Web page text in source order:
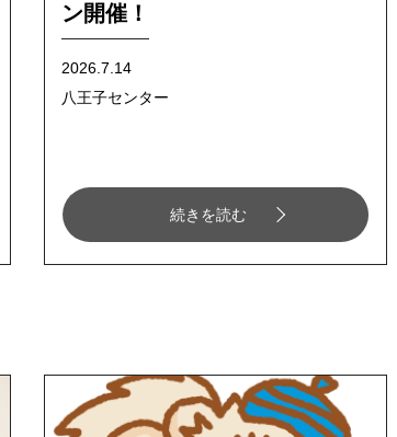
ン開催！
2026.7.14
八王子センター
続きを読む